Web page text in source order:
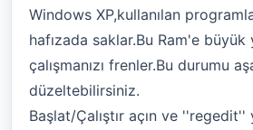
Windows XP,kullanılan
hafızada saklar.Bu Ram'e
çalışmanızı frenler.Bu durumu
düzeltebilirsiniz.
Başlat/Çalıştır açın ve ''regedit''